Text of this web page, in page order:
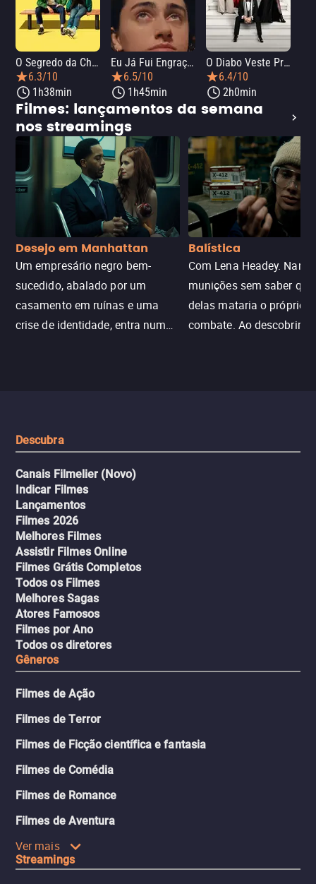
O Segredo da Chef
6.3/10
1h38min
Eu Já Fui Engraçada
6.5/10
1h45min
O Diabo Veste Prada 2
6.4/10
2h0min
Filmes: lançamentos da semana
nos streamings
Desejo em Manhattan
Um empresário negro bem-
sucedido, abalado por um
casamento em ruínas e uma
crise de identidade, entra num
Balística
Com Lena Headey.
munições sem saber
delas mataria o próprio
combate. Ao descobrir a
Descubra
Canais Filmelier (Novo)
Indicar Filmes
Lançamentos
Filmes 2026
Melhores Filmes
Assistir Filmes Online
Filmes Grátis Completos
Todos os Filmes
Melhores Sagas
Atores Famosos
Filmes por Ano
Todos os diretores
Gêneros
Filmes de Ação
Filmes de Terror
Filmes de Ficção científica e fantasia
Filmes de Comédia
Filmes de Romance
Filmes de Aventura
Ver mais
Streamings